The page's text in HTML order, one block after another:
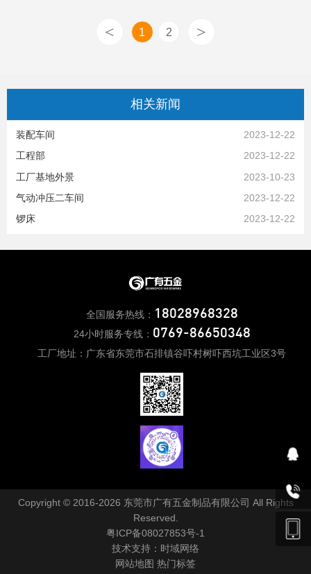
< 1 2 >
相关新闻
装配车间
2023-12-22
工程部
2023-12-22
工厂基地外景
2023-10-23
气动冲压二车间
2023-12-22
锣床
2023-12-22
全国服务热线： 18028968328
24小时服务专线： 0769-86650348
工厂地址：广东省东莞市石排镇谷吓村树吓西坑工业区3号
Copyright © 2016-2026 东莞市广有五金制品有限公司 All Rights
Reserved.
粤ICP备08027853号-1
技术支持： 时域网络
网站地图 热门标签